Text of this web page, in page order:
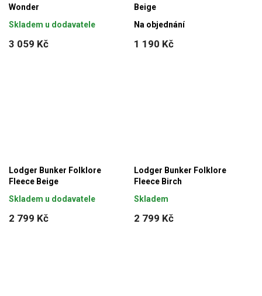
Wonder
3 059 Kč
Skladem u dodavatele
Beige
1 190 Kč
Na objednání
Lodger Bunker Folklore
Fleece Beige
2 799 Kč
Skladem u dodavatele
Lodger Bunker Folklore
Fleece Birch
2 799 Kč
Skladem